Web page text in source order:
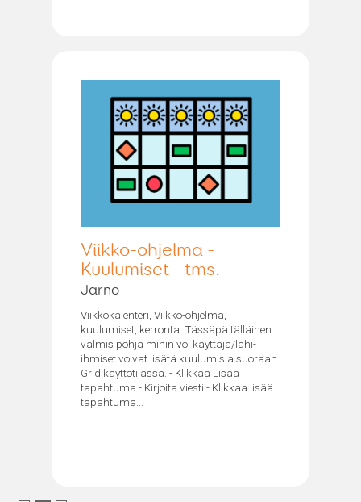
Viikko-ohjelma -
Kuulumiset - tms.
Jarno
Viikkokalenteri, Viikko-ohjelma,
kuulumiset, kerronta. Tässäpä tälläinen
valmis pohja mihin voi käyttäjä/lähi-
ihmiset voivat lisätä kuulumisia suoraan
Grid käyttötilassa. - Klikkaa Lisää
tapahtuma - Kirjoita viesti - Klikkaa lisää
tapahtuma...